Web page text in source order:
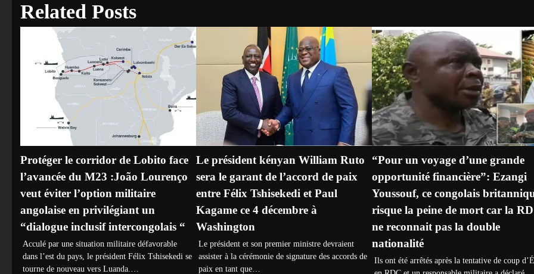
Related Posts
Protéger le corridor de Lobito face
l’avancée du M23 :João Lourenço
veut éviter l’option militaire
angolaise en privilégiant un
“dialogue inclusif intercongolais “
Acculé par une situation militaire défavorable
dans l’est du pays, le président Félix Tshisekedi se
tourne de nouveau vers Luanda.…
Le président kényan William Ruto
sera le garant de l’accord de paix
entre Félix Tshisekedi et Paul
Kagame ce 4 décembre à
Washington
Le président et son premier ministre devraient
assister à la cérémonie de signature des accords de
paix en tant que…
“Pour un voyage d’une grande
opportunité financière”: Ezangi
Youssouf, ce congolais
risque la peine de mort car la
ne reconnait pas la double
nationalité
Ils ont été arrêtés après la tentative de coup